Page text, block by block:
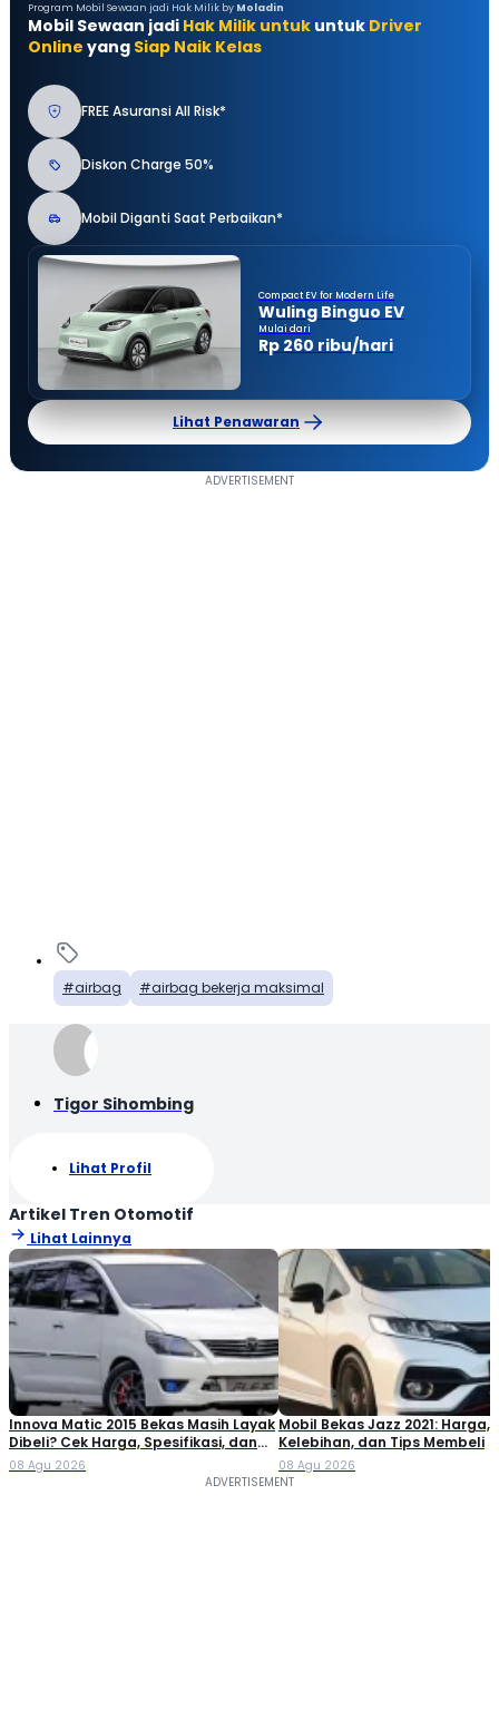
Program Mobil Sewaan jadi Hak Milik by Moladin
Mobil Sewaan jadi Hak Milik untuk untuk Driver
Online yang Siap Naik Kelas
FREE Asuransi All Risk*
Diskon Charge 50%
Mobil Diganti Saat Perbaikan*
Compact EV for Modern Life
Wuling Binguo EV
Mulai dari
Rp 260 ribu/hari
Lihat Penawaran
airbag airbag bekerja maksimal
Tigor Sihombing
Lihat Profil
Artikel Tren Otomotif
Lihat Lainnya
Innova Matic 2015 Bekas Masih Layak
Dibeli? Cek Harga, Spesifikasi, dan
Tips Membelinya
08 Agu 2026
Mobil Bekas Jazz 2021: Harga,
Kelebihan, dan Tips Membeli
08 Agu 2026